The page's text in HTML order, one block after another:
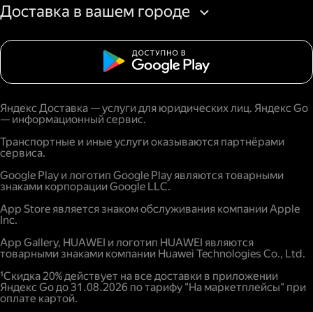
Доставка в вашем городе
Яндекс Доставка — услуги для юридических лиц. Яндекс Go
— информационный сервис.
Транспортные и иные услуги оказываются партнёрами
сервиса.
Google Play и логотип Google Play являются товарными
знаками корпорации Google LLC.
App Store является знаком обслуживания компании Apple
Inc.
App Gallery, HUAWEI и логотип HUAWEI являются
товарными знаками компании Huawei Technologies Co., Ltd.
¹Скидка 20% действует на все доставки в приложении
Яндекс Go до 31.08.2026 по тарифу "На маркетплейсы" при
оплате картой.